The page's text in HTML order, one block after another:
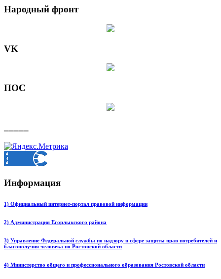
Народный фронт
VK
ПОС
Информация
1) Официальный интернет-портал правовой информации
2) Администрация Егорлыкского района
3) Управление Федеральной службы по надзору в сфере защиты прав потребителей и
благополучия человека по Ростовской области
4) Министерство общего и профессионального образования Ростовской области